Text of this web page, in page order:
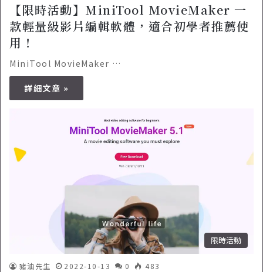
【限時活動】MiniTool MovieMaker 一
款輕量級影片編輯軟體，適合初學者推薦使
用！
MiniTool MovieMaker …
詳細文章 »
限時活動
豬油先生 2022-10-13 0 483